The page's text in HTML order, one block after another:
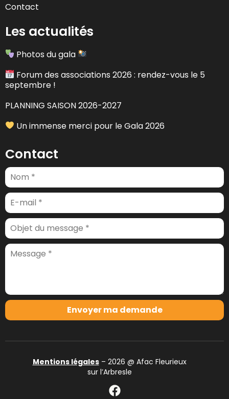
Contact
Les actualités
Photos du gala
Forum des associations 2026 : rendez-vous le 5
septembre !
PLANNING SAISON 2026-2027
Un immense merci pour le Gala 2026
Contact
Envoyer ma demande
Mentions légales– 2026 @ Afac Fleurieux
sur l’Arbresle